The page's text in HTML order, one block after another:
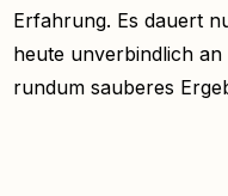
Erfahrung. Es dauert
heute unverbindlich
rundum sauberes